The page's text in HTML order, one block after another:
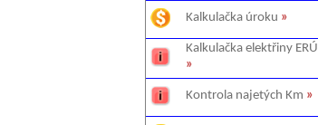
Kalkulačka úroku »
Kalkulačka elektřiny ERÚ
»
Kontrola najetých Km »